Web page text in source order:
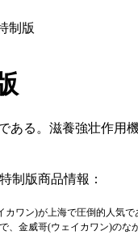
制版
ある。滋養強壮作
制版商品情報：
カワン)が上海で圧倒的人気
、金威哥(ウェイカワン)のな